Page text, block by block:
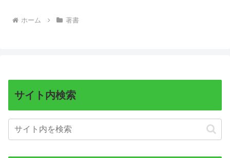
ホーム 著書
サイト内検索